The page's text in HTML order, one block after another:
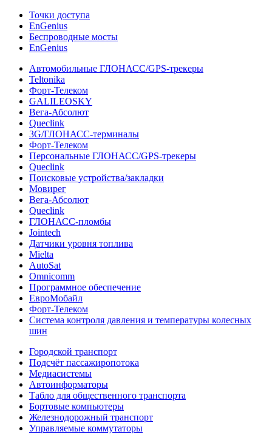
Точки доступа
EnGenius
Беспроводные мосты
EnGenius
Автомобильные ГЛОНАСС/GPS-трекеры
Teltonika
Форт-Телеком
GALILEOSKY
Вега-Абсолют
Queclink
3G/ГЛОНАСС-терминалы
Форт-Телеком
Персональные ГЛОНАСС/GPS-трекеры
Queclink
Поисковые устройства/закладки
Мовирег
Вега-Абсолют
Queclink
ГЛОНАСС-пломбы
Jointech
Датчики уровня топлива
Mielta
AutoSat
Omnicomm
Программное обеспечение
ЕвроМобайл
Форт-Телеком
Система контроля давления и температуры колесных
шин
Городской транспорт
Подсчёт пассажиропотока
Медиасистемы
Автоинформаторы
Табло для общественного транспорта
Бортовые компьютеры
Железнодорожный транспорт
Управляемые коммутаторы